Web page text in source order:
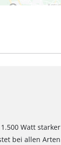
Watt starker
bei allen Arten